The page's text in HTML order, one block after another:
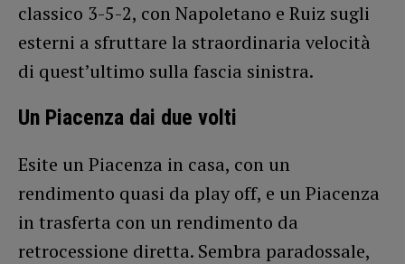
classico 3-5-2, con Napoletano e Ruiz sugli
esterni a sfruttare la straordinaria velocità
di quest’ultimo sulla fascia sinistra.
Un Piacenza dai due volti
Esite un Piacenza in casa, con un
rendimento quasi da play off, e un Piacenza
in trasferta con un rendimento da
retrocessione diretta. Sembra paradossale,